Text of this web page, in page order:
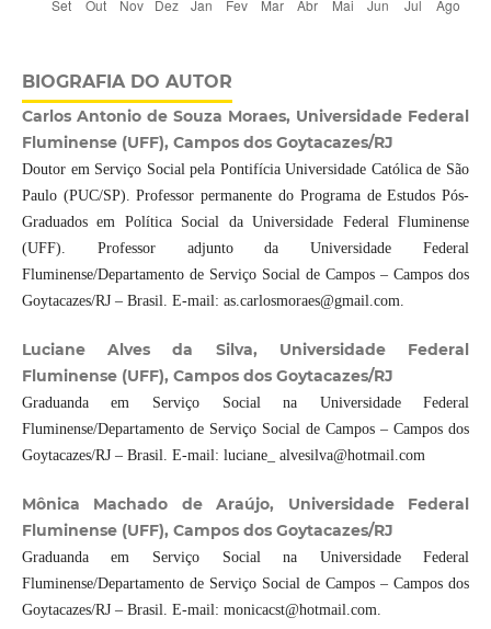
BIOGRAFIA DO AUTOR
Carlos Antonio de Souza Moraes, Universidade Federal
Fluminense (UFF), Campos dos Goytacazes/RJ
Doutor em Serviço Social pela Pontifícia Universidade Católica de São
Paulo (PUC/SP). Professor permanente do Programa de Estudos Pós-
Graduados em Política Social da Universidade Federal Fluminense
(UFF). Professor adjunto da Universidade Federal
Fluminense/Departamento de Serviço Social de Campos – Campos dos
Goytacazes/RJ – Brasil. E-mail: as.carlosmoraes@gmail.com.
Luciane Alves da Silva, Universidade Federal
Fluminense (UFF), Campos dos Goytacazes/RJ
Graduanda em Serviço Social na Universidade Federal
Fluminense/Departamento de Serviço Social de Campos – Campos dos
Goytacazes/RJ – Brasil. E-mail: luciane_ alvesilva@hotmail.com
Mônica Machado de Araújo, Universidade Federal
Fluminense (UFF), Campos dos Goytacazes/RJ
Graduanda em Serviço Social na Universidade Federal
Fluminense/Departamento de Serviço Social de Campos – Campos dos
Goytacazes/RJ – Brasil. E-mail: monicacst@hotmail.com.